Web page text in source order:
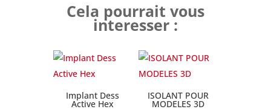
Cela pourrait vous
interesser :
Implant Dess
Active Hex
ISOLANT POUR
MODELES 3D